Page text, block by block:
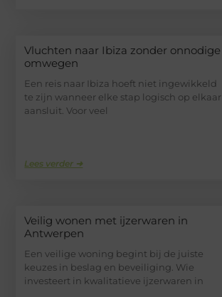
Vluchten naar Ibiza zonder onnodige
omwegen
Een reis naar Ibiza hoeft niet ingewikkeld
te zijn wanneer elke stap logisch op elkaar
aansluit. Voor veel
Lees verder ➜
Veilig wonen met ijzerwaren in
Antwerpen
Een veilige woning begint bij de juiste
keuzes in beslag en beveiliging. Wie
investeert in kwalitatieve ijzerwaren in